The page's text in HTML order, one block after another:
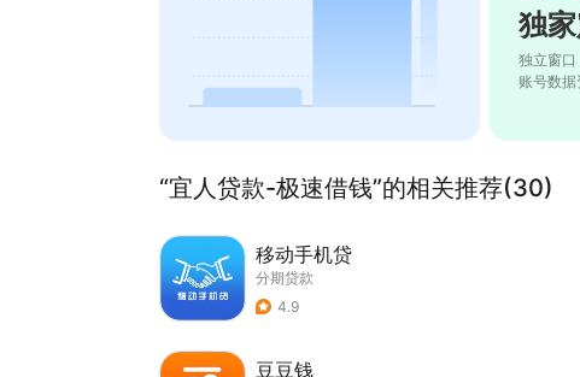
独
独立窗
账号数
“宜人贷款-极速借钱”的相关推荐(30)
移动手机贷
分期贷款
4.9
豆豆钱